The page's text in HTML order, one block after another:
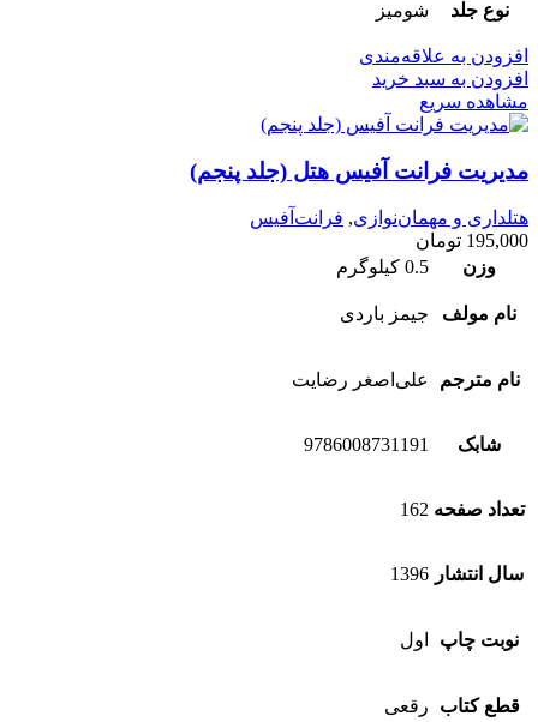
نوع جلد شومیز
افزودن به علاقه‌مندی
افزودن به سبد خرید
مشاهده سریع
مدیریت فرانت آفیس هتل (جلد پنجم)
هتلداری و مهمان‌نوازی, فرانت‌آفیس
195,000 تومان
وزن
0.5 کیلوگرم
نام مولف جیمز باردی
نام مترجم علی‌اصغر رضایت
شابک 9786008731191
تعداد صفحه 162
سال انتشار 1396
نوبت چاپ اول
قطع کتاب رقعی